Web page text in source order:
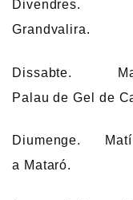
Divendres.
Grandvalira.
Dissabte. Matí
Palau de Gel de
Diumenge. Matí
a Mataró.